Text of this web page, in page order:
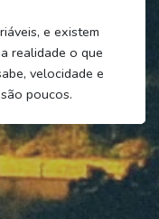
e existem
realidade o que
velocidade e
poucos.